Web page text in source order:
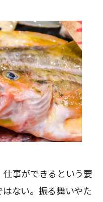
事ができるという要
ない。振る舞いやた